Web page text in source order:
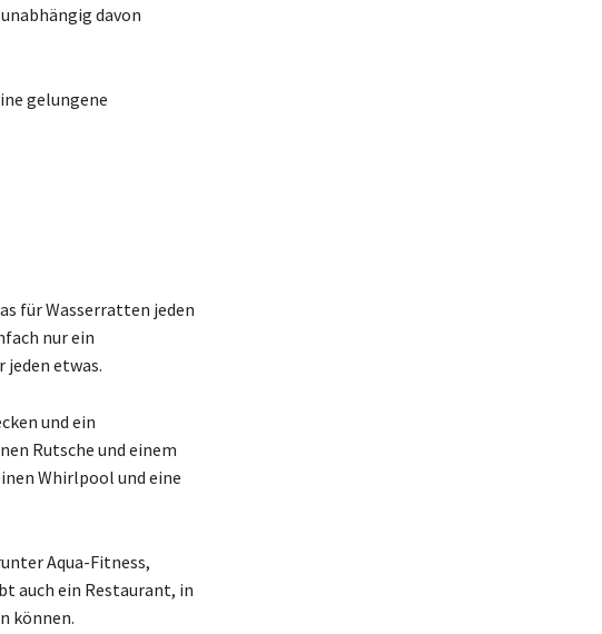
davon
gelungene
für Wasserratten jeden
nur ein
etwas.
und ein
Rutsche und einem
Whirlpool und eine
Aqua-Fitness,
auch ein Restaurant, in
können.